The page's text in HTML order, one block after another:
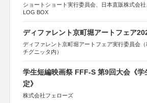
ショートショート実行委員会、日本直販株式会
LOG BOX
ディファレント京町堀アートフェア
ディファレント京町堀アートフェア実行委員会（
チグニッタ内）
学生短編映画祭 FFF-S 第9回大会《学
定》
株式会社フェローズ